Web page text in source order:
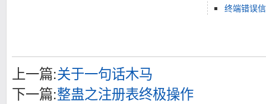
终端错误
上一篇:关于一句话木马
下一篇:整蛊之注册表终极操作